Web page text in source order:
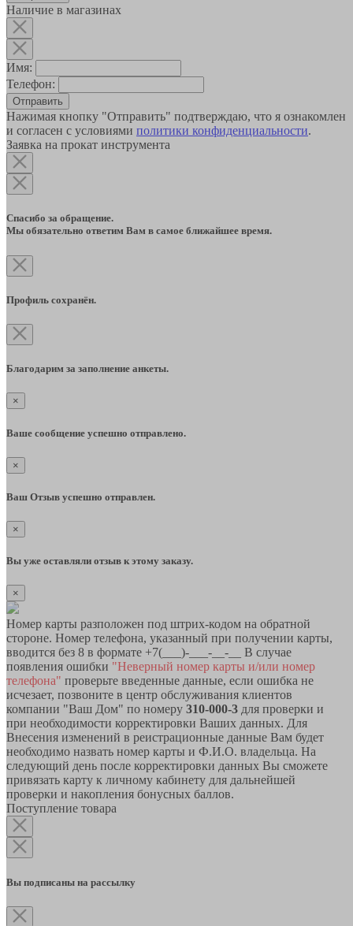
Наличие в магазинах
Имя:
Телефон:
Отправить
Нажимая кнопку "Отправить" подтверждаю, что я ознакомлен
и согласен с условиями политики конфиденциальности.
Заявка на прокат инструмента
Спасибо за обращение.
Мы обязательно ответим Вам в самое ближайшее время.
Профиль сохранён.
Благодарим за заполнение анкеты.
×
Ваше сообщение успешно отправлено.
×
Ваш Отзыв успешно отправлен.
×
Вы уже оставляли отзыв к этому заказу.
×
Номер карты разположен под штрих-кодом на обратной
стороне. Номер телефона, указанный при получении карты,
вводится без 8 в формате +7(___)-___-__-__ В случае
появления ошибки "Неверный номер карты и/или номер
телефона" проверьте введенные данные, если ошибка не
исчезает, позвоните в центр обслуживания клиентов
компании "Ваш Дом" по номеру 310-000-3 для проверки и
при необходимости корректировки Ваших данных. Для
Внесения изменений в реистрационные данные Вам будет
необходимо назвать номер карты и Ф.И.О. владельца. На
следующий день после корректировки данных Вы сможете
привязать карту к личному кабинету для дальнейшей
проверки и накопления бонусных баллов.
Поступление товара
Вы подписаны на рассылку